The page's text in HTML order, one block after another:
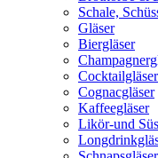
Schale,
Gläser
Biergläser
Cocktailgläser
Cognacgläser
Kaffeegläser
Likör-und